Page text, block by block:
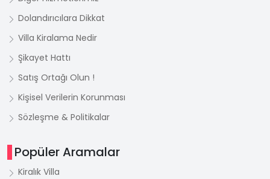
Dolandırıcılara Dikkat
Villa Kiralama Nedir
Şikayet Hattı
Satış Ortağı Olun !
Kişisel Verilerin Korunması
Sözleşme & Politikalar
Popüler Aramalar
Kiralık Villa